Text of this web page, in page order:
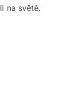
na světě.